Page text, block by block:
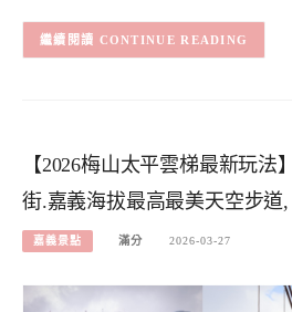
CONTINUE READING
【2026梅山太平雲梯最新玩法
街.嘉義海拔最高最美天空步道
嘉義景點 滿分 2026-03-27